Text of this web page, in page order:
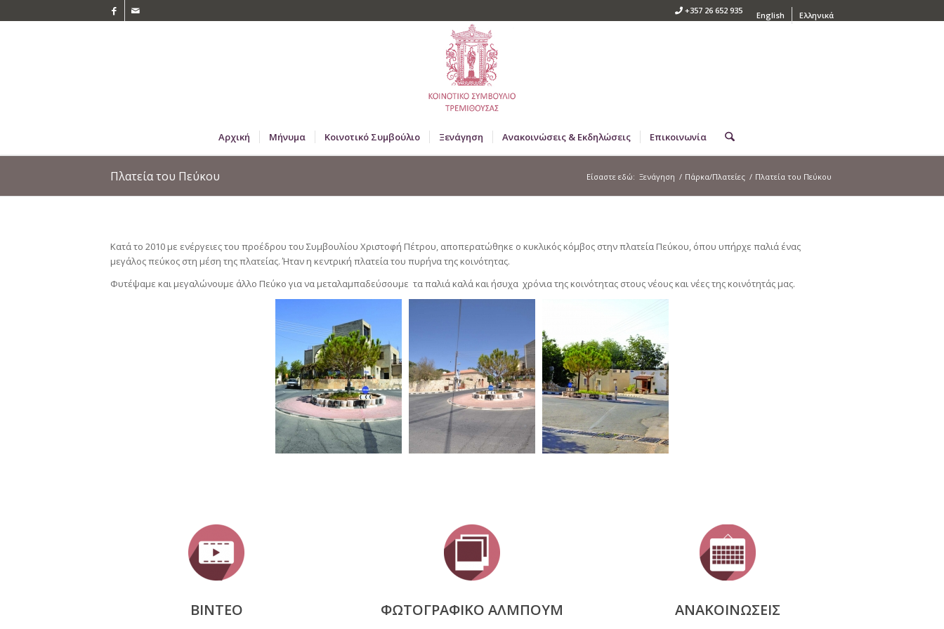
English Ελληνικά
+357 26 652 935
Αρχική Μήνυμα Κοινοτικό Συμβούλιο Ξενάγηση Ανακοινώσεις & Εκδηλώσεις Επικοινωνία
Πλατεία του Πεύκου Είσαστε εδώ: Ξενάγηση / Πάρκα/Πλατείες / Πλατεία του Πεύκου
Κατά το 2010 με ενέργειες του προέδρου του Συμβουλίου Χριστοφή Πέτρου, αποπερατώθηκε ο κυκλικός κόμβος στην πλατεία Πεύκου, όπου υπήρχε παλιά ένας
μεγάλος πεύκος στη μέση της πλατείας. Ήταν η κεντρική πλατεία του πυρήνα της κοινότητας.
Φυτέψαμε και μεγαλώνουμε άλλο Πεύκο για να μεταλαμπαδεύσουμε τα παλιά καλά και ήσυχα χρόνια της κοινότητας στους νέους και νέες της κοινότητάς μας.
ΒΙΝΤΕΟ ΦΩΤΟΓΡΑΦΙΚΟ ΑΛΜΠΟΥΜ ΑΝΑΚΟΙΝΩΣΕΙΣ